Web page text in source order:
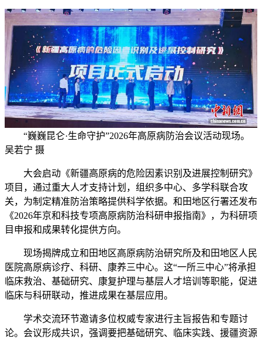
“巍巍昆仑·生命守护”2026年高原病防治会议活动现场。
吴若宁 摄
大会启动《新疆高原病的危险因素识别及进展控制研究》
项目，通过重大人才支持计划，组织多中心、多学科联合攻
关，为制定精准防治策略提供科学依据。和田地区行署还发布
《2026年京和科技专项高原病防治科研申报指南》，为科研项
目申报和成果转化提供方向。
现场揭牌成立和田地区高原病防治研究所及和田地区人民
医院高原病诊疗、科研、康养三中心。这“一所三中心”将承担
临床救治、基础研究、康复护理与基层人才培训等职能，促进
临床与科研联动，推进成果在基层应用。
学术交流环节邀请多位权威专家进行主旨报告和专题讨
论。会议形成共识，强调要把基础研究、临床实践、援疆资源